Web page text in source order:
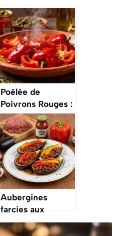
Poêlée de
Poivrons Rouges :
recette Délicieuse
Aubergines
farcies aux
poivrons et bœuf :
recette